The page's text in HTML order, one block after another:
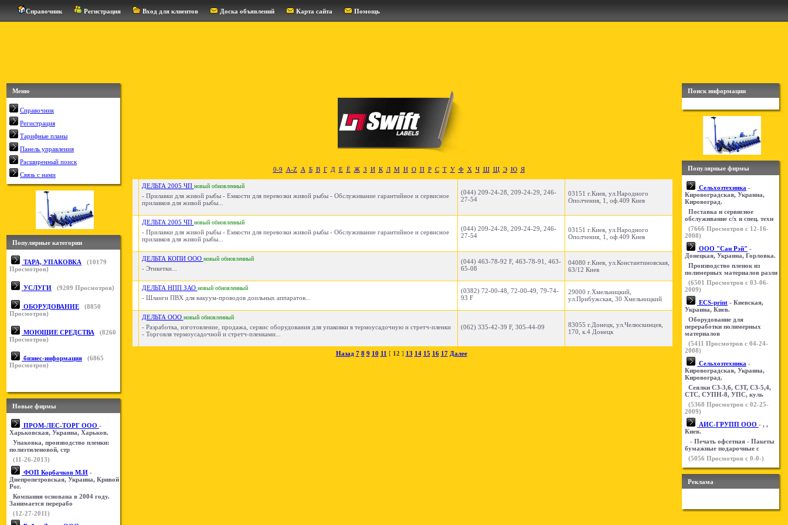
Справочник Регистрация Вход для клиентов Доска объявлений Карта сайта Помощь
Меню
Справочник
Регистрация
Тарифные планы
Панель управления
Расширенный поиск
Связь с нами
Популярные категории
ТАРА, УПАКОВКА (10179
Просмотров)
УСЛУГИ (9209 Просмотров)
ОБОРУДОВАНИЕ (8850
Просмотров)
МОЮЩИЕ СРЕДСТВА (8260
Просмотров)
бизнес-информация (6865
Просмотров)
Новые фирмы
ПРОМ-ЛЕС-ТОРГ ООО -
Харьковская, Украина, Харьков.
Упаковка, производство пленки:
полиэтиленовой, стр
(11-26-2013)
ФОП Корбачков М.И -
Днепропетровская, Украина, Кривой
Рог.
Компания основана в 2004 году.
Занимается перерабо
(12-27-2011)
0-9 A-Z А Б В Г Д Е Ё Ж З И К Л М Н О П Р С Т У Ф Х Ч Ш Щ Э Ю Я
ДЕЛЬТА 2005 ЧП новый обновленный
- Прилавки для живой рыбы - Емкости для перевозки живой рыбы - Обслуживание гарантийное и сервисное
прилавков для живой рыбы...
(044) 209-24-28, 209-24-29, 246-
27-54
03151 г.Киев, ул.Народного
Ополчения, 1, оф.409 Киев
ДЕЛЬТА 2005 ЧП новый обновленный
- Прилавки для живой рыбы - Емкости для перевозки живой рыбы - Обслуживание гарантийное и сервисное
прилавков для живой рыбы...
(044) 209-24-28, 209-24-29, 246-
27-54
03151 г.Киев, ул.Народного
Ополчения, 1, оф.409 Киев
ДЕЛЬТА КОПИ ООО новый обновленный
- Этикетки...
(044) 463-78-92 F, 463-78-91, 463-
65-08
04080 г.Киев, ул.Константиновская,
63/12 Киев
ДЕЛЬТА НПП ЗАО новый обновленный
- Шланги ПВХ для вакуум-проводов доильных аппаратов...
(0382) 72-00-48, 72-00-49, 79-74-
93 F
29000 г.Хмельницкий,
ул.Прибужская, 30 Хмельницкий
ДЕЛЬТА ООО новый обновленный
- Разработка, изготовление, продажа, сервис оборудования для упаковки в термоусадочную и стретч-пленки
- Торговля термоусадочной и стретч-пленками...
(062) 335-42-39 F, 305-44-09
83055 г.Донецк, ул.Челюскинцев,
170, к.4 Донецк
Назад 7 8 9 10 11 [ 12 ] 13 14 15 16 17 Далее
Поиск информации
Популярные фирмы
Сельхозтехника -
Кировоградская, Украина,
Кировоград.
Поставка и сервисное
обслуживание с/х и спец. техн
(7666 Просмотров с 12-16-
2008)
ООО "Сан Рэй" -
Донецкая, Украина, Горловка.
Производство пленок из
полимерных материалов разли
(6501 Просмотров с 03-06-
2009)
ECS-print - Киевская,
Украина, Киев.
Оборудование для
переработки полимерных
материалов
(5411 Просмотров с 04-24-
2008)
Сельхозтехника -
Кировоградская, Украина,
Кировоград.
Сеялки СЗ-3,6, СЗТ, СЗ-5,4,
СТС, СУПН-8, УПС, куль
(5368 Просмотров с 02-25-
2009)
АИС-ГРУПП ООО - , ,
Киев.
- Печать офсетная - Пакеты
бумажные подарочные с
(5056 Просмотров с 0-0-)
Реклама